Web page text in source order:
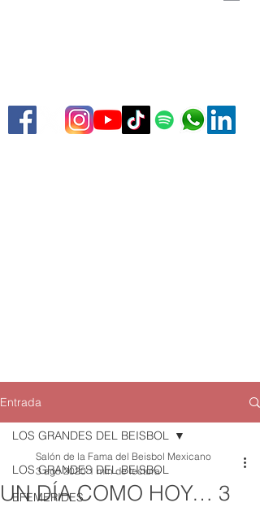
Entrada
LOS GRANDES DEL BEISBOL
EFEMERIDES
LOS GRANDES DEL BEISBOL
UN DÍA COMO HOY… 3
Salón de la Fama del Beisbol Mexicano
3 ago 2020 1 min de lectura